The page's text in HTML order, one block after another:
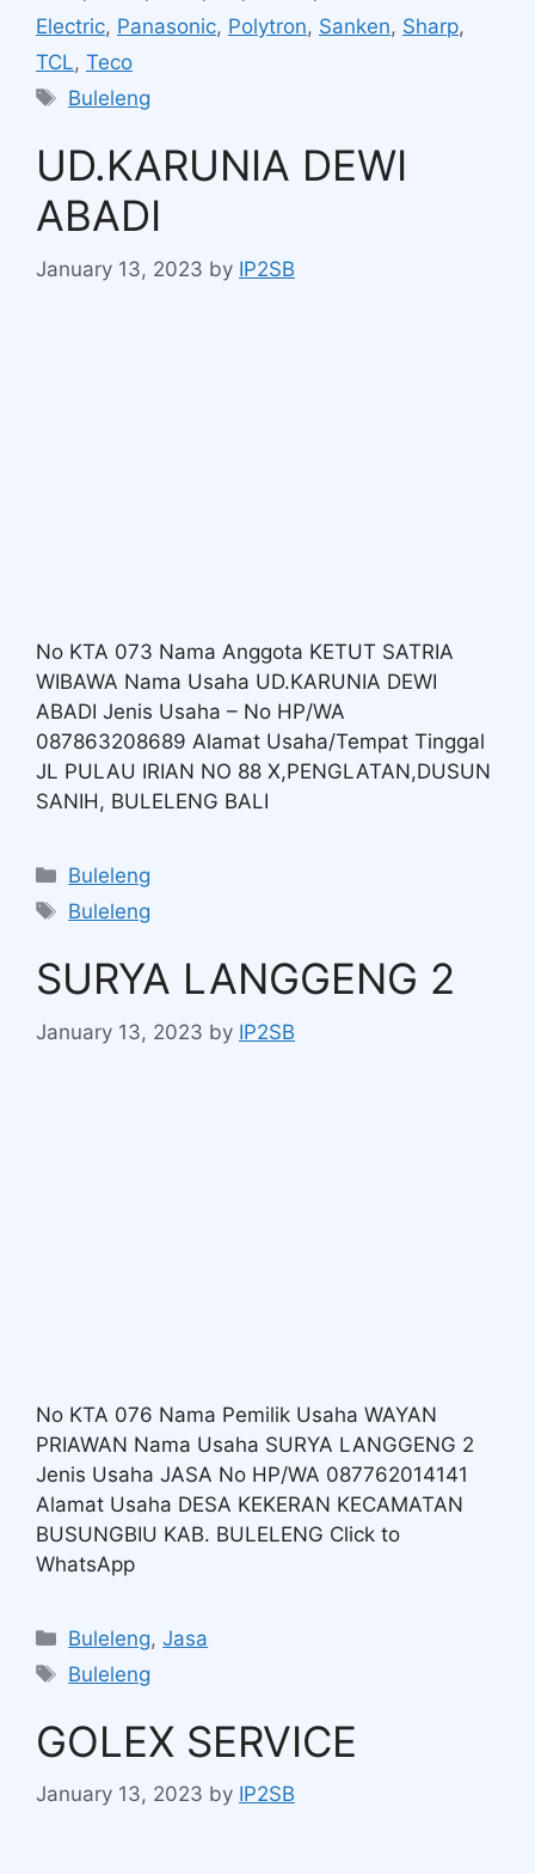
Electric, Panasonic, Polytron, Sanken, Sharp,
TCL, Teco
Buleleng
UD.KARUNIA DEWI
ABADI
January 13, 2023 by IP2SB
No KTA 073 Nama Anggota KETUT SATRIA
WIBAWA Nama Usaha UD.KARUNIA DEWI
ABADI Jenis Usaha – No HP/WA
087863208689 Alamat Usaha/Tempat Tinggal
JL PULAU IRIAN NO 88 X,PENGLATAN,DUSUN
SANIH, BULELENG BALI
Buleleng
Buleleng
SURYA LANGGENG 2
January 13, 2023 by IP2SB
No KTA 076 Nama Pemilik Usaha WAYAN
PRIAWAN Nama Usaha SURYA LANGGENG 2
Jenis Usaha JASA No HP/WA 087762014141
Alamat Usaha DESA KEKERAN KECAMATAN
BUSUNGBIU KAB. BULELENG Click to
WhatsApp
Buleleng,Jasa
Buleleng
GOLEX SERVICE
January 13, 2023 by IP2SB